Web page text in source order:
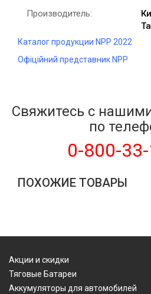
Производитель:
Каталог продукции NPP 2022
Офіційний представник NPP
Свяжитесь с
по
0-800-
ПОХОЖИЕ ТОВАРЫ
Акции и скидки
Тяговые Батареи
Аккумуляторы для автомобилей